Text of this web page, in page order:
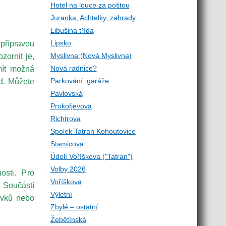
je,
možná
Můžete
Pro
nebo
Hotel na louce za poštou
Juranka, Achtelky, zahrady
Libušina třída
Lipsko
Myslivna (Nová Myslivna)
Nová radnice?
Parkování, garáže
Pavlovská
Prokofjevova
Richtrova
Spolek Tatran Kohoutovice
Stamicova
Údolí Voříškova ("Tatran")
Volby 2026
Voříškova
Výletní
Zbylé – ostatní
Žebětínská